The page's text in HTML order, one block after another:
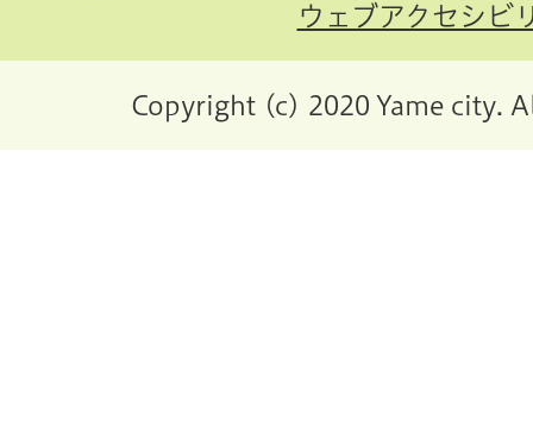
ウェブアクセシビ
Copyright (c) 2020 Yame city.